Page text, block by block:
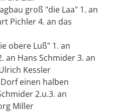
groß "die Laa" 1. an
Pichler 4. an das
obere Luß" 1. an
an Hans Schmider 3. an
Kessler
einen halben
2.u.3. an
Miller